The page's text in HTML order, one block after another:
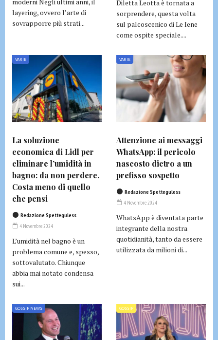
layering, ovvero l’arte di
sovrapporre più strati...
Diletta Leotta è tornata a
sorprendere, questa volta
sul palcoscenico di Le Iene
come ospite speciale....
VARIE
La soluzione
economica di Lidl per
eliminare l’umidità in
bagno: da non perdere.
Costa meno di quello
che pensi
Redazione Spetteguless
4 Novembre 2024
L’umidità nel bagno è un
problema comune e, spesso,
sottovalutato. Chiunque
abbia mai notato condensa
sui...
VARIE
Attenzione ai messaggi
WhatsApp: il pericolo
nascosto dietro a un
prefisso sospetto
Redazione Spetteguless
4 Novembre 2024
WhatsApp è diventata parte
integrante della nostra
quotidianità, tanto da essere
utilizzata da milioni di...
GOSSIP NEWS GOSSIP